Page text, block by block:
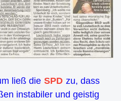
ließ die SPD zu, dass
instabiler und geistig